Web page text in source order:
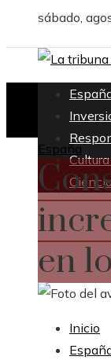
sábado,
España
en
Inicio